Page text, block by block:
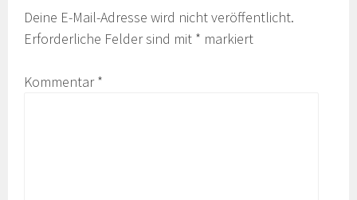
Deine E-Mail-Adresse wird nicht veröffentlicht.
Erforderliche Felder sind mit * markiert
Kommentar*